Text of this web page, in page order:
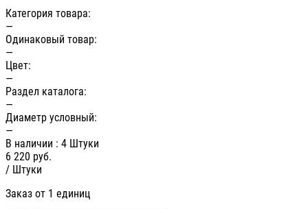
Категория товара:
—
Одинаковый товар:
—
Цвет:
—
Раздел каталога:
—
Диаметр условный:
—
В наличии : 4 Штуки
6 220 руб.
/ Штуки
Заказ от 1 единиц